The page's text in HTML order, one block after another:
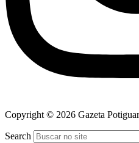
Copyright © 2026 Gazeta
Search